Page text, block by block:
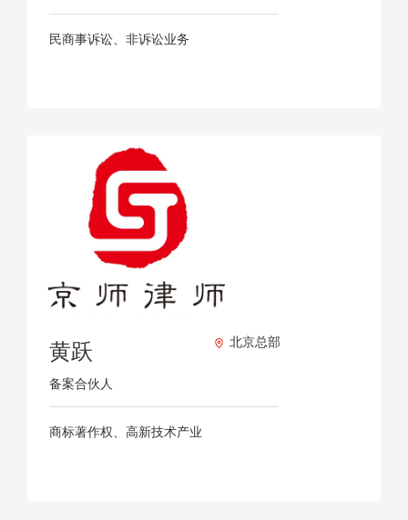
民商事诉讼、非诉讼业务
黄跃
备案合伙人
北京总部
商标著作权、高新技术产业